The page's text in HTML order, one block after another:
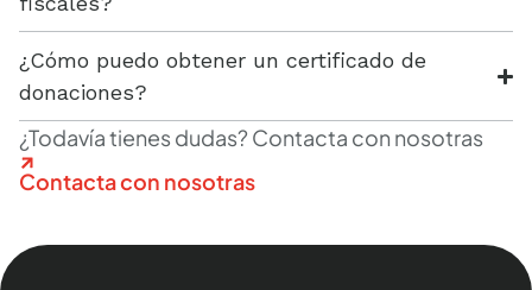
¿Todavía tienes dudas? Contacta con nosotras
Contacta con nosotras​
¿Cómo puedo obtener un certificado de
donaciones?